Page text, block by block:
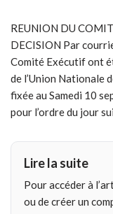
REUNION DU
DECISION Par
Comité Exécutif ont
de l’Union Nationale
fixée au Samedi 10
pour l’ordre du jour
Lire la suite
Pour accéder à
ou de créer un